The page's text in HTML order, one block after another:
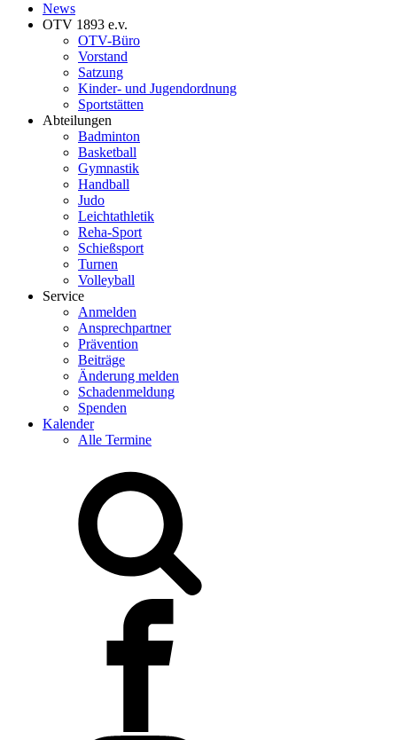
News
OTV 1893 e.v.
OTV-Büro
Vorstand
Satzung
Kinder- und Jugendordnung
Sportstätten
Abteilungen
Badminton
Basketball
Gymnastik
Handball
Judo
Leichtathletik
Reha-Sport
Schießsport
Turnen
Volleyball
Service
Anmelden
Ansprechpartner
Prävention
Beiträge
Änderung melden
Schadenmeldung
Spenden
Kalender
Alle Termine